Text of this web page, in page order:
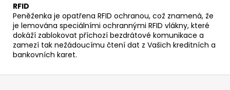
RFID
Peněženka je opatřena RFID ochranou, což znamená, že
je lemována speciálními ochrannými RFID vlákny, které
dokáží zablokovat příchozí bezdrátové komunikace a
zamezí tak nežádoucímu čtení dat z Vašich kreditních a
bankovních karet.
Z